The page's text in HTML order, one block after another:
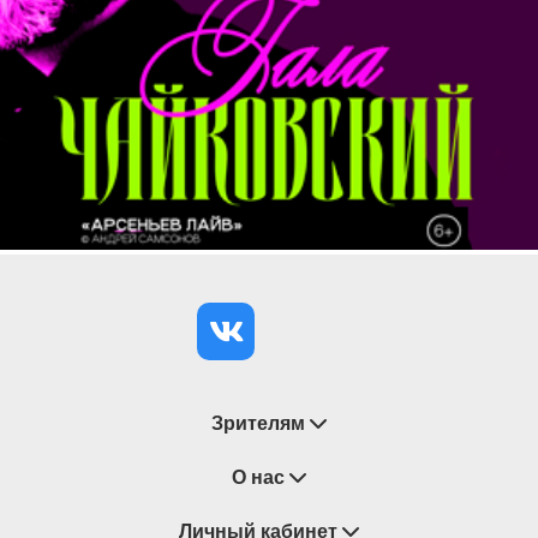
Зрителям
Восстановление билетов
Замена / Отмена / Перенос мероприятий
О нас
О компании
Личный кабинет